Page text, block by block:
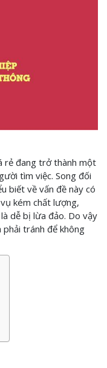
rẻ đang trở thành một
tìm việc. Song đối
biết về vấn đề này có
kém chất lượng,
dễ bị lừa đảo. Do vậy
phải tránh để không